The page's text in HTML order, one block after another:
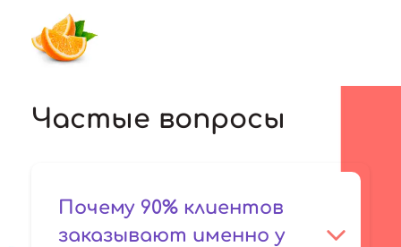
Частые вопросы
Почему 90% клиентов
заказывают именно у